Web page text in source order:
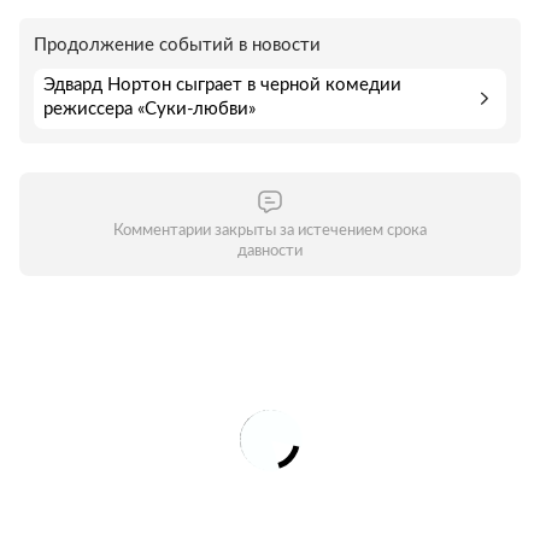
Продолжение событий в новости
Эдвард Нортон сыграет в черной комедии
режиссера «Суки-любви»
Комментарии закрыты за истечением срока
давности